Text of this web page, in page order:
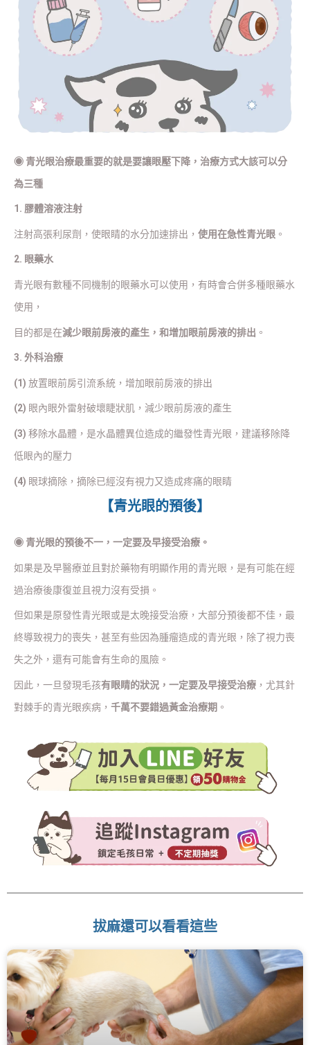
◉ 青光眼治療最重要的就是要讓眼壓下降 ，治療方式大該可以分
為三種
1. 膠體溶液注射
注射高張利尿劑，使眼睛的水分加速排出， 使用在急性青光眼 。
2. 眼藥水
青光眼有數種不同機制的眼藥水可以使用，有時會合併多種眼藥水
使用，
目的都是在減少眼前房液的產生，和增加眼前房液的排出 。
3. 外科治療
(1) 放置眼前房引流系統，增加眼前房液的排出
(2) 眼內眼外雷射破壞睫狀肌，減少眼前房液的產生
(3) 移除水晶體，是水晶體異位造成的繼發性青光眼，建議移除降
低眼內的壓力
(4) 眼球摘除，摘除已經沒有視力又造成疼痛的眼睛
【青光眼的預後】
◉ 青光眼的預後不一，一定要及早接受治療。
如果是及早醫療並且對於藥物有明顯作用的青光眼，是有可能在經
過治療後康復並且視力沒有受損。
但如果是原發性青光眼或是太晚接受治療，大部分預後都不佳，最
終導致視力的喪失，甚至有些因為腫瘤造成的青光眼，除了視力喪
失之外，還有可能會有生命的風險。
因此，一旦發現毛孩有眼睛的狀況，一定要及早接受治療 ，尤其針
對棘手的青光眼疾病， 千萬不要錯過黃金治療期 。
拔麻還可以看看這些
面
面
面
頁
面